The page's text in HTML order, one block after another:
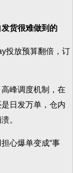
货很难做到的
放预算翻倍，订
峰调度机制，在
日发万单，仓内
。
心爆单变成“事